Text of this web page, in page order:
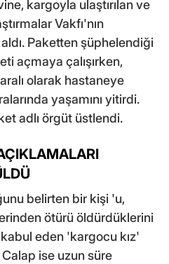
kargoyla ulaştırılan ve
Vakfı'nın
Paketten şüphelendiği
açmaya çalışırken,
olarak hastaneye
yaşamını yitirdi.
adlı örgüt üstlendi.
belirten bir kişi 'u,
ötürü öldürdüklerini
eden 'kargocu kız'
ise uzun süre